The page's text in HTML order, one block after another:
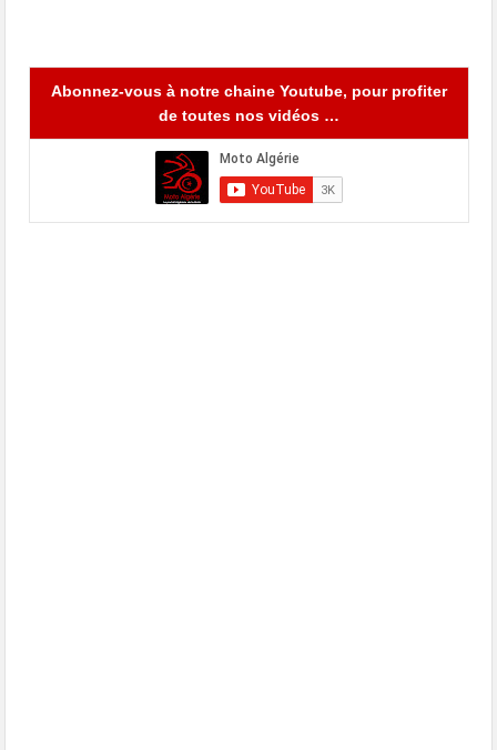
Abonnez-vous à notre chaine Youtube, pour profiter
de toutes nos vidéos …